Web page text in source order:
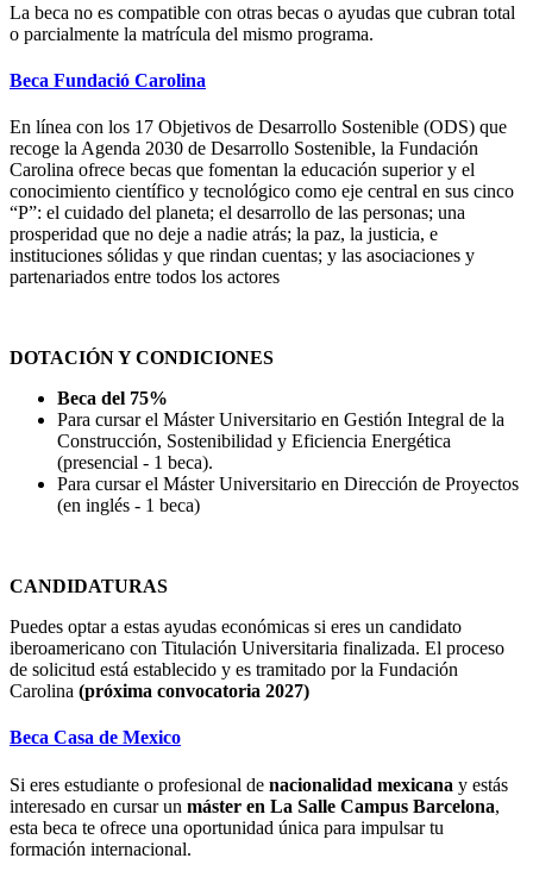
La beca no es compatible con otras becas o ayudas que cubran total
o parcialmente la matrícula del mismo programa.
Beca Fundació Carolina
En línea con los 17 Objetivos de Desarrollo Sostenible (ODS) que
recoge la Agenda 2030 de Desarrollo Sostenible, la Fundación
Carolina ofrece becas que fomentan la educación superior y el
conocimiento científico y tecnológico como eje central en sus cinco
“P”: el cuidado del planeta; el desarrollo de las personas; una
prosperidad que no deje a nadie atrás; la paz, la justicia, e
instituciones sólidas y que rindan cuentas; y las asociaciones y
partenariados entre todos los actores
DOTACIÓN Y CONDICIONES
Beca del 75%
Para cursar el Máster Universitario en Gestión Integral de la
Construcción, Sostenibilidad y Eficiencia Energética
(presencial - 1 beca).
Para cursar el Máster Universitario en Dirección de Proyectos
(en inglés - 1 beca)
CANDIDATURAS
Puedes optar a estas ayudas económicas si eres un candidato
iberoamericano con Titulación Universitaria finalizada. El proceso
de solicitud está establecido y es tramitado por la Fundación
Carolina (próxima convocatoria 2027)
Beca Casa de Mexico
Si eres estudiante o profesional de nacionalidad mexicana y estás
interesado en cursar un máster en La Salle Campus Barcelona,
esta beca te ofrece una oportunidad única para impulsar tu
formación internacional.